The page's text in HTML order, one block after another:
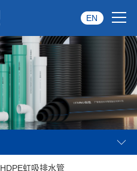
EN
HDPE虹吸排水管